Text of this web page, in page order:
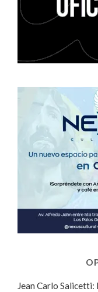
Jean Carlo Salicetti: